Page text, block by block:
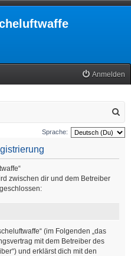
Anmelden
u
c
Sprache:
zwischen dir und dem Betreiber
(im Folgenden „das
mit dem Betreiber des
und erklärst dich mit den